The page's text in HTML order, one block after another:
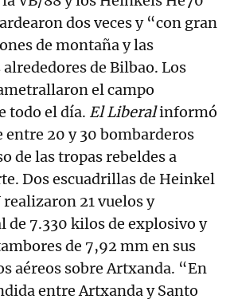
dos veces y “con gran
de montaña y las
de Bilbao. Los
el campo
todo el día. El Liberalinformó
entre 20 y 30 bombarderos
de las tropas rebeldes a
Dos escuadrillas de Heinkel
realizaron 21 vuelos y
de 7.330 kilos de explosivo y
de 7,92 mm en sus
aéreos sobre Artxanda. “En
entre Artxanda y Santo